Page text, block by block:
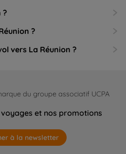
?
?
vers La Réunion ?
du groupe associatif UCPA
voyages et nos promotions
à la newsletter